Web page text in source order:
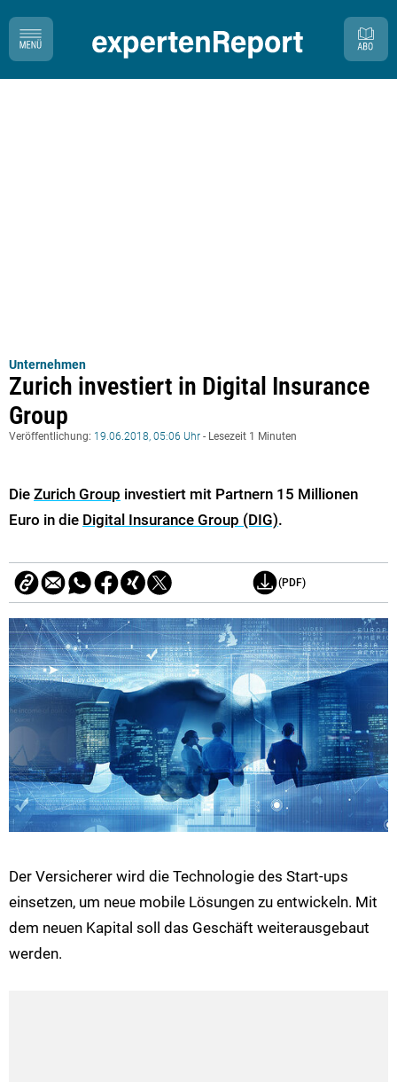
Unternehmen
Zurich investiert in Digital Insurance
Group
Veröffentlichung: 19.06.2018, 05:06 Uhr - Lesezeit 1 Minuten
Die Zurich Group investiert mit Partnern 15 Millionen
Euro in die Digital Insurance Group (DIG).
(PDF)
Der Versicherer wird die Technologie des Start-ups
einsetzen, um neue mobile Lösungen zu entwickeln. Mit
dem neuen Kapital soll das Geschäft weiterausgebaut
werden.